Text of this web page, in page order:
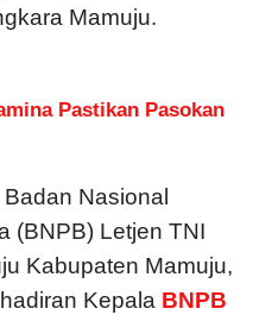
Mamuju.
Pastikan Pasokan
Nasional
(BNPB) Letjen TNI
Kabupaten Mamuju,
Kepala BNPB